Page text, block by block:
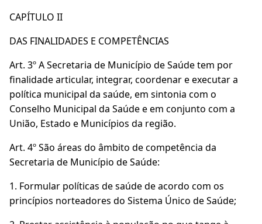
CAPÍTULO II
DAS FINALIDADES E COMPETÊNCIAS
Art. 3º A Secretaria de Município de Saúde tem por
finalidade articular, integrar, coordenar e executar a
política municipal da saúde, em sintonia com o
Conselho Municipal da Saúde e em conjunto com a
União, Estado e Municípios da região.
Art. 4º São áreas do âmbito de competência da
Secretaria de Município de Saúde:
1. Formular políticas de saúde de acordo com os
princípios norteadores do Sistema Único de Saúde;